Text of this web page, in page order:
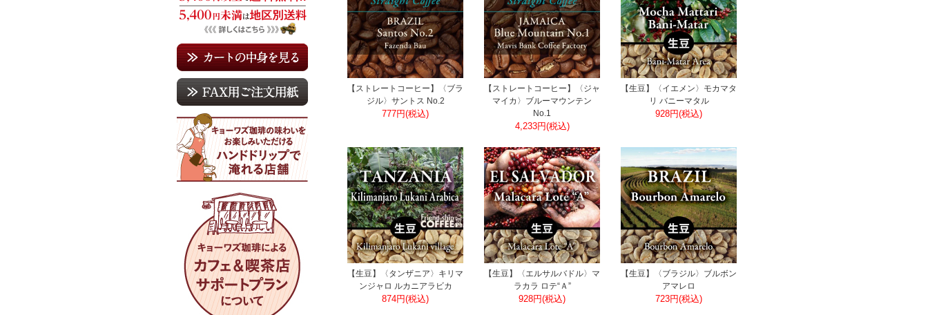
【ストレートコーヒー】〈ブラ
ジル〉サントス No.2
777円(税込)
【ストレートコーヒー】〈ジャ
マイカ〉ブルーマウンテン
No.1
4,233円(税込)
【生豆】〈イエメン〉モカマタ
リ バニーマタル
928円(税込)
【生豆】〈タンザニア〉キリマ
ンジャロ ルカニアラビカ
874円(税込)
【生豆】〈エルサルバドル〉マ
ラカラ ロテ“Ａ”
928円(税込)
【生豆】〈ブラジル〉ブルボン
アマレロ
723円(税込)